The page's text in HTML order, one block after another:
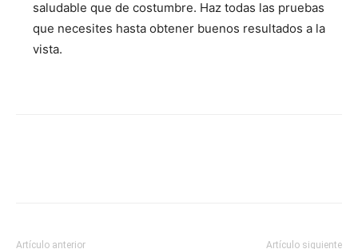
saludable que de costumbre. Haz todas las pruebas
que necesites hasta obtener buenos resultados a la
vista.
Artículo anterior Artículo siguiente